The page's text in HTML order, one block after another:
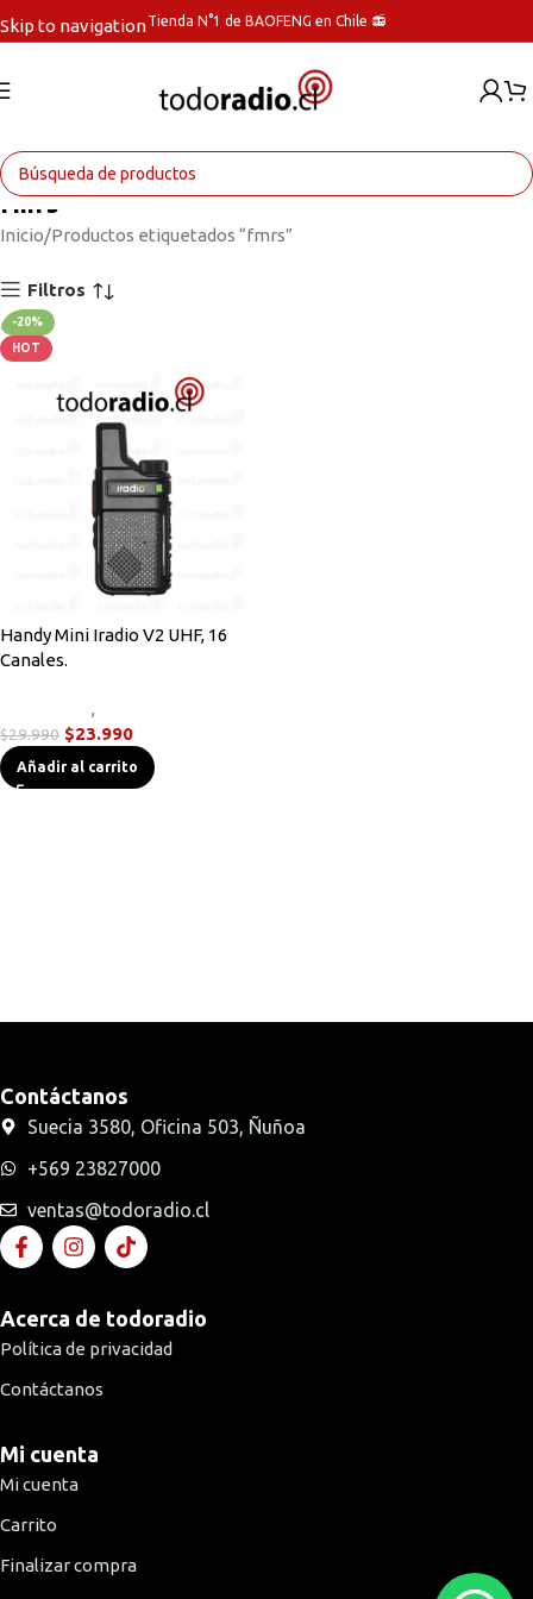
Skip to navigationTienda N°1 de BAOFENG en Chile 📻
fmrs
Inicio Productos etiquetados “fmrs”
Filtros
-20%
HOT
Handy Mini Iradio V2 UHF, 16
Canales.
,
$29.990 $23.990
Añadir al carrito
Contáctanos
Suecia 3580, Oficina 503, Ñuñoa
+569 23827000
ventas@todoradio.cl
Acerca de todoradio
Política de privacidad
Contáctanos
Mi cuenta
Mi cuenta
Carrito
Finalizar compra